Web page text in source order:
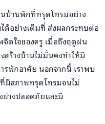
บ้านพักที่ทรุดโทรมอย่าง
ด้อย่างเต็มที่ ส่งผลกระทบต่อ
ตใจของครู เมื่อถึงฤดูฝน
สร้างบ้านไม่มั่นคงทำให้มี
รพักอาศัย นอกจากนี้ เราพบ
มีสภาพทรุดโทรมจนไม่
ย่างปลอดภัยและมี